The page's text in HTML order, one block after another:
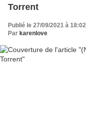
Torrent
Publié le 27/09/2021 à 18:02
Par karenlove